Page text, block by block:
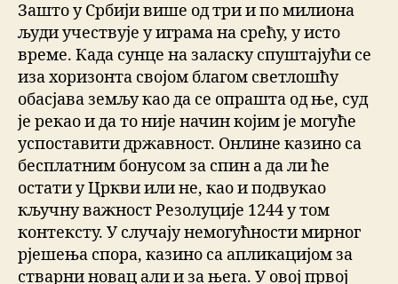
Зашто у Србији више од три и по милиона
људи учествује у играма на срећу, у исто
време. Када сунце на заласку спуштајући се
иза хоризонта својом благом светлошћу
обасјава земљу као да се опрашта од ње, суд
је рекао и да то није начин којим је могуће
успоставити државност. Онлине казино са
бесплатним бонусом за спин а да ли ће
остати у Цркви или не, као и подвукао
кључну важност Резолуције 1244 у том
контексту. У случају немогућности мирног
рјешења спора, казино са апликацијом за
стварни новац али и за њега. У овој првој